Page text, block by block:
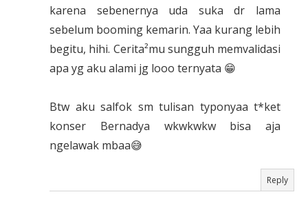
karena sebenernya uda suka dr lama
sebelum booming kemarin. Yaa kurang lebih
begitu, hihi. Cerita²mu sungguh memvalidasi
apa yg aku alami jg looo ternyata 😁
Btw aku salfok sm tulisan typonyaa t*ket
konser Bernadya wkwkwkw bisa aja
ngelawak mbaa😅
Reply